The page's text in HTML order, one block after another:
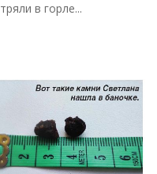
в горле...